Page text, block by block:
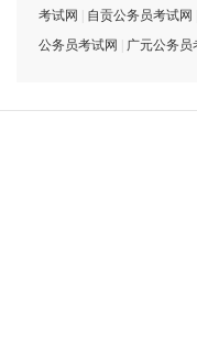
考试网
自贡公务员考试网
公务员考试网
广元公务员